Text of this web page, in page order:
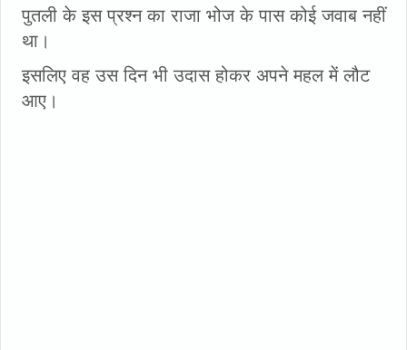
पुतली के इस प्रश्न का राजा भोज के पास कोई जवाब नहीं
था।
इसलिए वह उस दिन भी उदास होकर अपने महल में लौट
आए।